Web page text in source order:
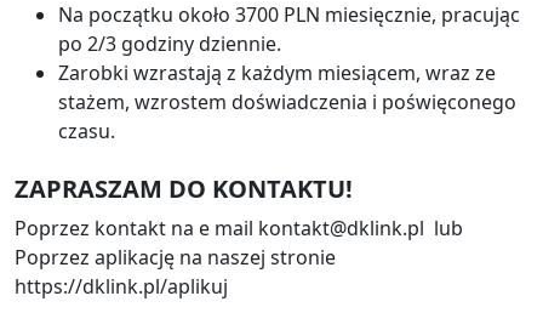
Na początku około 3700 PLN miesięcznie, pracując
po 2/3 godziny dziennie.
Zarobki wzrastają z każdym miesiącem, wraz ze
stażem, wzrostem doświadczenia i poświęconego
czasu.
ZAPRASZAM DO KONTAKTU!
Poprzez kontakt na e mail kontakt@dklink.pl lub
Poprzez aplikację na naszej stronie
https://dklink.pl/aplikuj